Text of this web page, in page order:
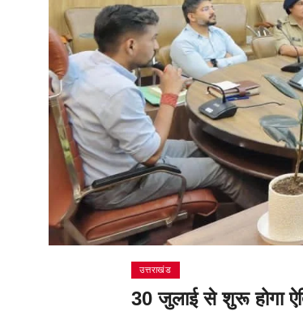
उत्तराखंड
30 जुलाई से शुरू होगा